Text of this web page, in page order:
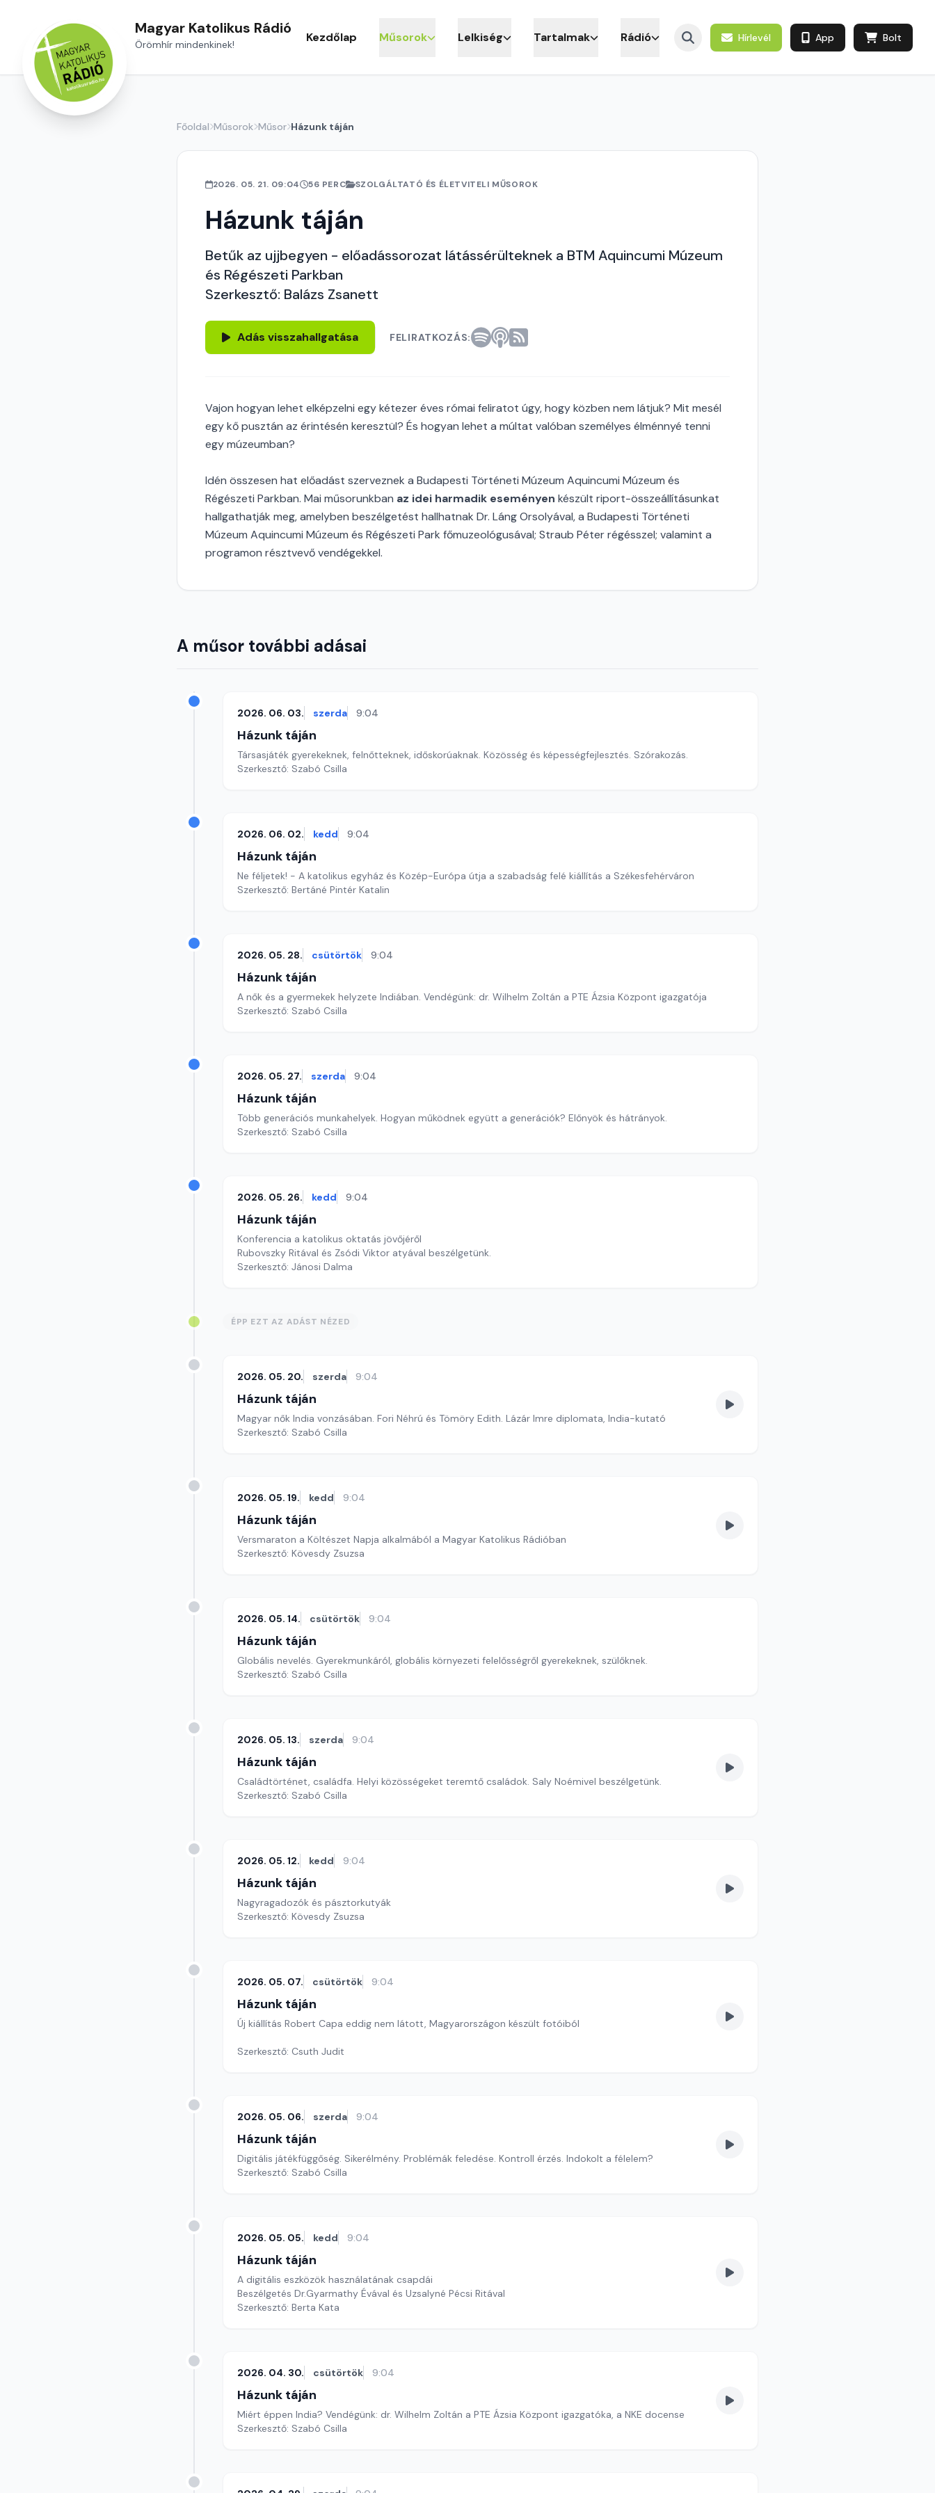
Magyar Katolikus Rádió
Örömhír mindenkinek! Kezdőlap Műsorok Lelkiség Tartalmak Rádió Hírlevél App Bolt
Főoldal Műsorok Műsor Házunk táján
2026. 05. 21. 09:04 56 PERC SZOLGÁLTATÓ ÉS ÉLETVITELI MŰSOROK
Házunk táján
Betűk az ujjbegyen - előadássorozat látássérülteknek a BTM Aquincumi Múzeum
és Régészeti Parkban
Szerkesztő: Balázs Zsanett
Adás visszahallgatása FELIRATKOZÁS:
Vajon hogyan lehet elképzelni egy kétezer éves római feliratot úgy, hogy közben nem látjuk? Mit mesél
egy kő pusztán az érintésén keresztül? És hogyan lehet a múltat valóban személyes élménnyé tenni
egy múzeumban?
Idén összesen hat előadást szerveznek a Budapesti Történeti Múzeum Aquincumi Múzeum és
Régészeti Parkban. Mai műsorunkban az idei harmadik eseményen készült riport-összeállításunkat
hallgathatják meg, amelyben beszélgetést hallhatnak Dr. Láng Orsolyával, a Budapesti Történeti
Múzeum Aquincumi Múzeum és Régészeti Park főmuzeológusával; Straub Péter régésszel; valamint a
programon résztvevő vendégekkel.
A műsor további adásai
2026. 06. 03. szerda 9:04
Házunk táján
Társasjáték gyerekeknek, felnőtteknek, időskorúaknak. Közösség és képességfejlesztés. Szórakozás.
Szerkesztő: Szabó Csilla
2026. 06. 02. kedd 9:04
Házunk táján
Ne féljetek! - A katolikus egyház és Közép-Európa útja a szabadság felé kiállítás a Székesfehérváron
Szerkesztő: Bertáné Pintér Katalin
2026. 05. 28. csütörtök 9:04
Házunk táján
A nők és a gyermekek helyzete Indiában. Vendégünk: dr. Wilhelm Zoltán a PTE Ázsia Központ igazgatója
Szerkesztő: Szabó Csilla
2026. 05. 27. szerda 9:04
Házunk táján
Több generációs munkahelyek. Hogyan működnek együtt a generációk? Előnyök és hátrányok.
Szerkesztő: Szabó Csilla
2026. 05. 26. kedd 9:04
Házunk táján
Konferencia a katolikus oktatás jövőjéről
Rubovszky Ritával és Zsódi Viktor atyával beszélgetünk.
Szerkesztő: Jánosi Dalma
ÉPP EZT AZ ADÁST NÉZED
2026. 05. 20. szerda 9:04
Házunk táján
Magyar nők India vonzásában. Fori Néhrú és Tömöry Edith. Lázár Imre diplomata, India-kutató
Szerkesztő: Szabó Csilla
2026. 05. 19. kedd 9:04
Házunk táján
Versmaraton a Költészet Napja alkalmából a Magyar Katolikus Rádióban
Szerkesztő: Kövesdy Zsuzsa
2026. 05. 14. csütörtök 9:04
Házunk táján
Globális nevelés. Gyerekmunkáról, globális környezeti felelősségről gyerekeknek, szülőknek.
Szerkesztő: Szabó Csilla
2026. 05. 13. szerda 9:04
Házunk táján
Családtörténet, családfa. Helyi közösségeket teremtő családok. Saly Noémivel beszélgetünk.
Szerkesztő: Szabó Csilla
2026. 05. 12. kedd 9:04
Házunk táján
Nagyragadozók és pásztorkutyák
Szerkesztő: Kövesdy Zsuzsa
2026. 05. 07. csütörtök 9:04
Házunk táján
Új kiállítás Robert Capa eddig nem látott, Magyarországon készült fotóiból
Szerkesztő: Csuth Judit
2026. 05. 06. szerda 9:04
Házunk táján
Digitális játékfüggőség. Sikerélmény. Problémák feledése. Kontroll érzés. Indokolt a félelem?
Szerkesztő: Szabó Csilla
2026. 05. 05. kedd 9:04
Házunk táján
A digitális eszközök használatának csapdái
Beszélgetés Dr.Gyarmathy Évával és Uzsalyné Pécsi Ritával
Szerkesztő: Berta Kata
2026. 04. 30. csütörtök 9:04
Házunk táján
Miért éppen India? Vendégünk: dr. Wilhelm Zoltán a PTE Ázsia Központ igazgatóka, a NKE docense
Szerkesztő: Szabó Csilla